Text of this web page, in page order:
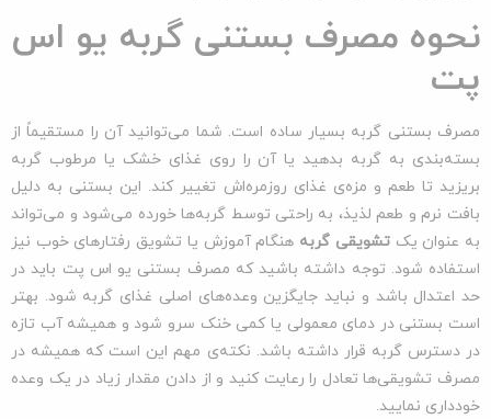
نحوه مصرف بستنی گربه یو اس
پت
مصرف بستنی گربه بسیار ساده است. شما می‌توانید آن را مستقیماً از
بسته‌بندی به گربه بدهید یا آن را روی غذای خشک یا مرطوب گربه
بریزید تا طعم و مزه‌ی غذای روزمره‌اش تغییر کند. این بستنی به دلیل
بافت نرم و طعم لذیذ، به راحتی توسط گربه‌ها خورده می‌شود و می‌تواند
به عنوان یکتشویقی گربه هنگام آموزش یا تشویق رفتارهای خوب نیز
استفاده شود. توجه داشته باشید که مصرف بستنی یو اس پت باید در
حد اعتدال باشد و نباید جایگزین وعده‌های اصلی غذای گربه شود. بهتر
است بستنی در دمای معمولی یا کمی خنک سرو شود و همیشه آب تازه
در دسترس گربه قرار داشته باشد. نکته‌ی مهم این است که همیشه در
مصرف تشویقی‌ها تعادل را رعایت کنید و از دادن مقدار زیاد در یک وعده
خودداری نمایید.